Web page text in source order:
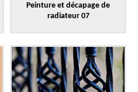
Peinture et décapage de
radiateur 07